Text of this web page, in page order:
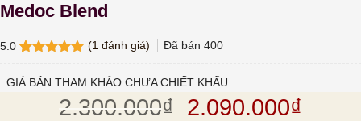
Medoc Blend
5.0
dựa trên
(1 đánh giá) Đã bán 400
GIÁ BÁN THAM KHẢO CHƯA CHIẾT KHẤU
2.300.000₫ Giá gốc là:
2.090.000₫